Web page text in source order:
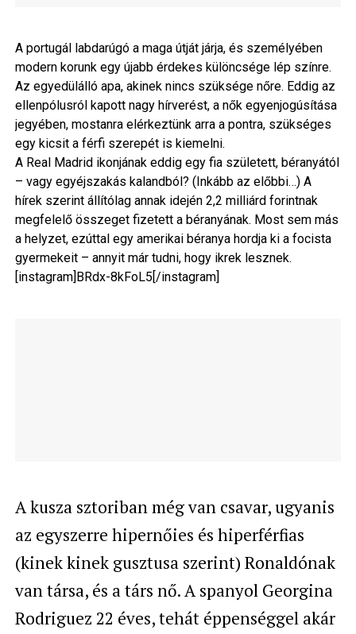
A portugál labdarúgó a maga útját járja, és személyében
modern korunk egy újabb érdekes különcsége lép színre.
Az egyedülálló apa, akinek nincs szüksége nőre. Eddig az
ellenpólusról kapott nagy hírverést, a nők egyenjogúsítása
jegyében, mostanra elérkeztünk arra a pontra, szükséges
egy kicsit a férfi szerepét is kiemelni.
A Real Madrid ikonjának eddig egy fia született, béranyától
– vagy egyéjszakás kalandból? (Inkább az előbbi…) A
hírek szerint állítólag annak idején 2,2 milliárd forintnak
megfelelő összeget fizetett a béranyának. Most sem más
a helyzet, ezúttal egy amerikai béranya hordja ki a focista
gyermekeit – annyit már tudni, hogy ikrek lesznek.
[instagram]BRdx-8kFoL5[/instagram]
A kusza sztoriban még van csavar, ugyanis
az egyszerre hipernőies és hiperférfias
(kinek kinek gusztusa szerint) Ronaldónak
van társa, és a társ nő. A spanyol Georgina
Rodriguez 22 éves, tehát éppenséggel akár